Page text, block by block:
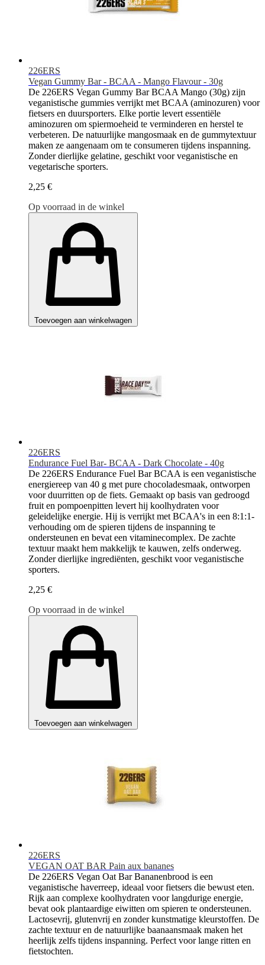
226ERS
Vegan Gummy Bar - BCAA - Mango Flavour - 30g
De 226ERS Vegan Gummy Bar BCAA Mango (30g) zijn
veganistische gummies verrijkt met BCAA (aminozuren) voor
fietsers en duursporters. Elke portie levert essentiële
aminozuren om spiermoeheid te verminderen en herstel te
verbeteren. De natuurlijke mangosmaak en de gummytextuur
maken ze aangenaam om te consumeren tijdens inspanning.
Zonder dierlijke gelatine, geschikt voor veganistische en
vegetarische sporters.
2,25 €
Op voorraad in de winkel
Toevoegen aan winkelwagen
226ERS
Endurance Fuel Bar- BCAA - Dark Chocolate - 40g
De 226ERS Endurance Fuel Bar BCAA is een veganistische
energiereep van 40 g met pure chocoladesmaak, ontworpen
voor duurritten op de fiets. Gemaakt op basis van gedroogd
fruit en pompoenpitten levert hij koolhydraten voor
geleidelijke energie. Hij is verrijkt met BCAA's in een 8:1:1-
verhouding om de spieren tijdens de inspanning te
ondersteunen en bevat een vitaminecomplex. De zachte
textuur maakt hem makkelijk te kauwen, zelfs onderweg.
Zonder dierlijke ingrediënten, geschikt voor veganistische
sporters.
2,25 €
Op voorraad in de winkel
Toevoegen aan winkelwagen
226ERS
VEGAN OAT BAR Pain aux bananes
De 226ERS Vegan Oat Bar Bananenbrood is een
veganistische haverreep, ideaal voor fietsers die bewust eten.
Rijk aan complexe koolhydraten voor langdurige energie,
bevat ook plantaardige eiwitten om spieren te ondersteunen.
Lactosevrij, glutenvrij en zonder kunstmatige kleurstoffen. De
zachte textuur en de natuurlijke baanaansmaak maken het
heerlijk zelfs tijdens inspanning. Perfect voor lange ritten en
fietstochten.